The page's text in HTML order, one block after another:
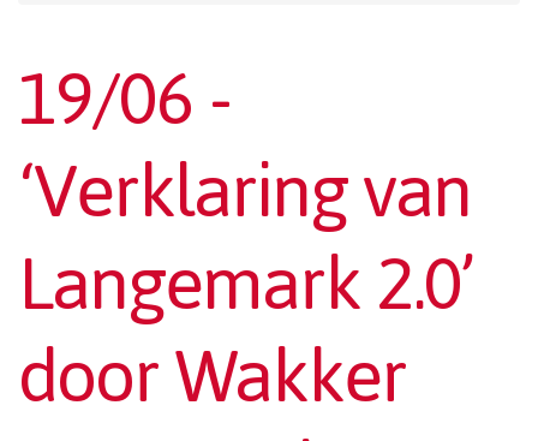
19/06 -
‘Verklaring van
Langemark 2.0’
door Wakker